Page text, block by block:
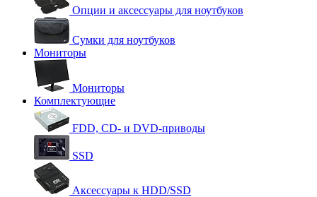
Опции и аксессуары для ноутбуков
Сумки для ноутбуков
Мониторы
Мониторы
Комплектующие
FDD, CD- и DVD-приводы
SSD
Аксессуары к HDD/SSD